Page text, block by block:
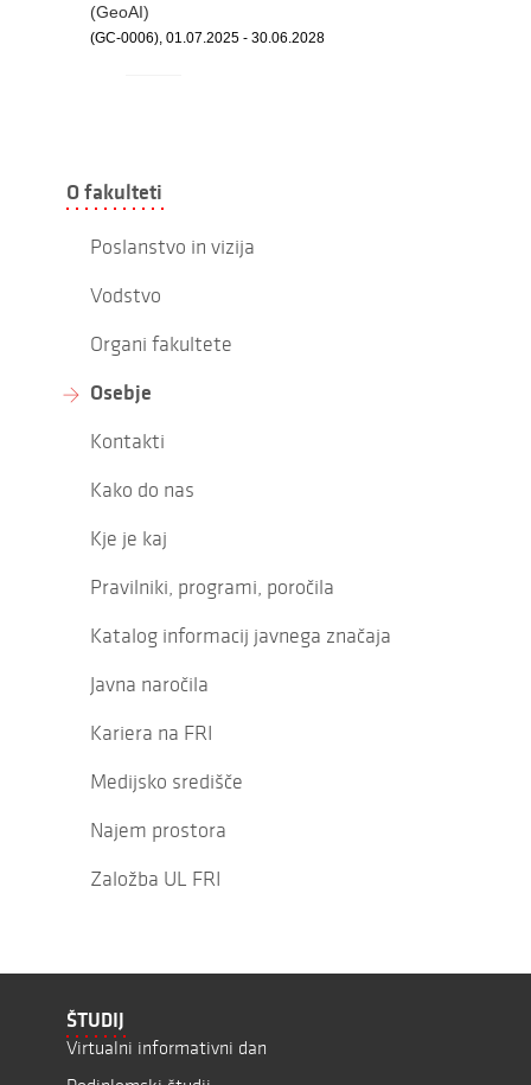
(GeoAI)
(GC-0006), 01.07.2025 - 30.06.2028
O fakulteti
Poslanstvo in vizija
Vodstvo
Organi fakultete
Osebje
Kontakti
Kako do nas
Kje je kaj
Pravilniki, programi, poročila
Katalog informacij javnega značaja
Javna naročila
Kariera na FRI
Medijsko središče
Najem prostora
Založba UL FRI
ŠTUDIJ
Virtualni informativni dan